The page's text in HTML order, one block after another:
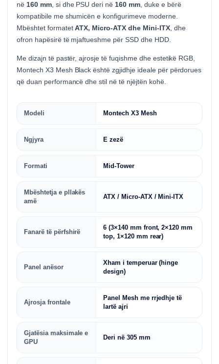
në 160 mm, si dhe PSU deri në 160 mm, duke e bërë
kompatibile me shumicën e konfigurimeve moderne.
Mbështet formatetATX, Micro-ATX dhe Mini-ITX, dhe
ofron hapësirë të mjaftueshme për SSD dhe HDD.
Me dizajn të pastër, ajrosje të fuqishme dhe estetikë RGB,
Montech X3 Mesh Black është zgjidhje ideale për përdorues
që duan performancë dhe stil në të njëjtën kohë.
Modeli Montech X3 Mesh
Ngjyra E zezë
Formati Mid-Tower
Mbështetja e pllakës
amë
ATX / Micro-ATX / Mini-ITX
Fanarë të përfshirë
6 (3×140 mm front, 2×120 mm
top, 1×120 mm rear)
Panel anësor
Xham i temperuar (hinge
design)
Ajrosja frontale
Panel Mesh me rrjedhje të
lartë ajri
Gjatësia maksimale e
GPU
Deri në 305 mm